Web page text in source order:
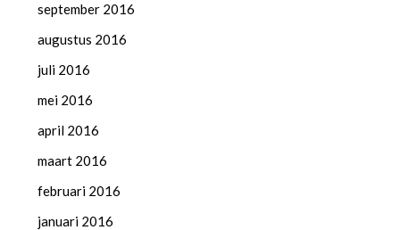
september 2016
augustus 2016
juli 2016
mei 2016
april 2016
maart 2016
februari 2016
januari 2016